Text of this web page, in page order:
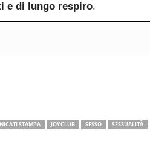
e di lungo respiro.
STAMPA JOYCLUB SESSO SESSUALITÀ